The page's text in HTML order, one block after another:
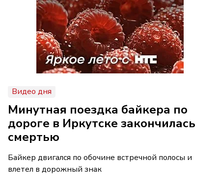
Видео дня
Минутная поездка байкера по
дороге в Иркутске закончилась
смертью
Байкер двигался по обочине встречной полосы и
влетел в дорожный знак